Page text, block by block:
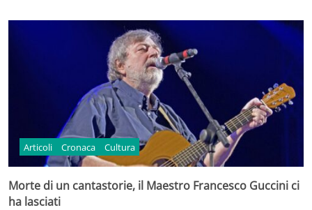
Articoli Cronaca Cultura
Morte di un cantastorie, il Maestro Francesco Guccini ci
ha lasciati